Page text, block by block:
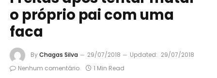
o próprio pai com uma
faca
ByChagas Silva 29/07/2018 Updated: 29/07/2018
Nenhum comentário
1 Min Read